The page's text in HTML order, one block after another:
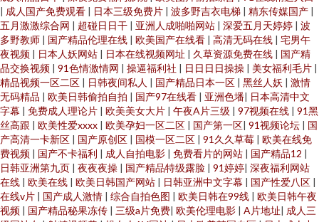
成人国产免费观看 日本三级免费片 波多野吉衣电梯 精东传媒国产
五月激激综合网
超碰日日干 亚洲人成啪啪网站 深爱五月天婷婷
波
多野教师
国产精品伦理在线 欧美国产在线看 高清无码在线
宅男午
夜视频
日本人妖网站 日本在线视频网址 久草资源免费在线
国产精
品交换视频
91色情激情网 操逼福利社 日日日日操操 美女福利毛片
精品视频一区二区
日韩夜间私人 国产精品日本一区 黑丝人妖
激情
无码精品
欧美日韩偷拍自拍 国产97在线看 亚洲色墦 日本高清中文
字幕
免费成人理论片 欧美美女大片 午夜A片三级 97视频在线
91黑
丝高跟
欧美性爱xxxx 欧美孕妇一区二区 国产第一区 91视频论坛
国
产高清一卡新区
国产原创区 国模一区二区 91久久草莓
欧美在线免
费视频
国产不卡福利 成人自拍电影 免费看片的网站 国产精品12
日韩亚洲第九页
夜夜夜操 国产精品特级露脸 91婷婷 深夜福利网站
在线
欧美在线 欧美日韩国产网站 日韩亚洲中文字幕 国产性爱八区
在线v片
国产成人激情 综合自拍色图 欧美日韩在99线
欧美日韩午夜
视频
国产精品秘果冻传 三级a片免费 欧美伦理电影 A片地址 成人三